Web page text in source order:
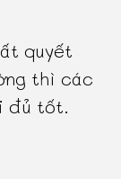
quyết
thì các
đủ tốt.